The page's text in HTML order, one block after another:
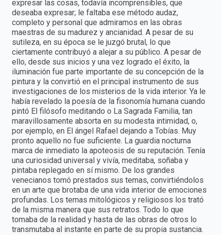
expresar las cosas, todavía incomprensibles, que
deseaba expresar; le faltaba ese método audaz,
completo y personal que admiramos en las obras
maestras de su madurez y ancianidad. A pesar de su
sutileza, en su época se le juzgó brutal, lo que
ciertamente contribuyó a alejar a su público. A pesar de
ello, desde sus inicios y una vez logrado el éxito, la
iluminación fue parte importante de su concepción de la
pintura y la convirtió en el principal instrumento de sus
investigaciones de los misterios de la vida interior. Ya le
había revelado la poesía de la fisonomía humana cuando
pintó El filósofo meditando o La Sagrada Familia, tan
maravillosamente absorta en su modesta intimidad, o,
por ejemplo, en El ángel Rafael dejando a Tobías. Muy
pronto aquello no fue suficiente. La guardia nocturna
marca de inmediato la apoteosis de su reputación. Tenía
una curiosidad universal y vivía, meditaba, soñaba y
pintaba replegado en sí mismo. De los grandes
venecianos tomó prestados sus temas, convirtiéndolos
en un arte que brotaba de una vida interior de emociones
profundas. Los temas mitológicos y religiosos los trató
de la misma manera que sus retratos. Todo lo que
tomaba de la realidad y hasta de las obras de otros lo
transmutaba al instante en parte de su propia sustancia.